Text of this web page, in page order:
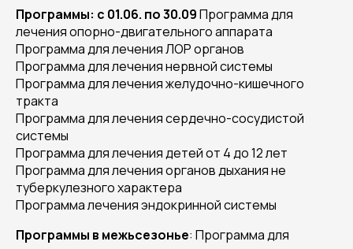
Программы: с 01.06. по 30.09Программа для
лечения опорно-двигательного аппарата
Программа для лечения ЛОР органов
Программа для лечения нервной системы
Программа для лечения желудочно-кишечного
тракта
Программа для лечения сердечно-сосудистой
системы
Программа для лечения детей от 4 до 12 лет
Программа для лечения органов дыхания не
туберкулезного характера
Программа лечения эндокринной системы
Программы в межьсезонье: Программа для